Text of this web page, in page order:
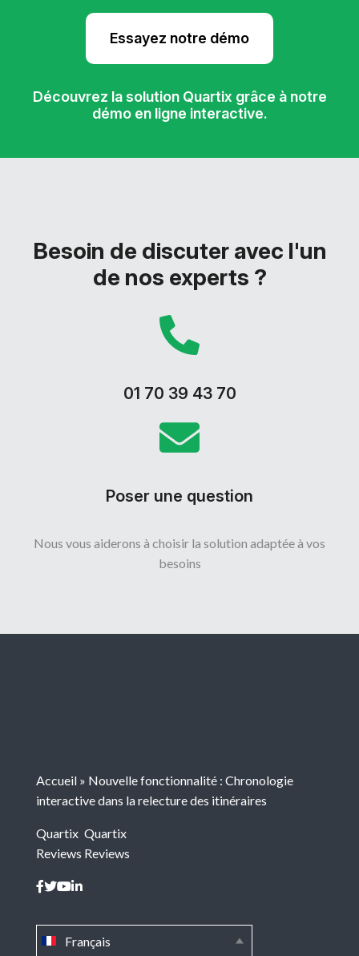
Essayez notre démo
Découvrez la solution Quartix grâce à notre
démo en ligne interactive.
Besoin de discuter avec l'un
de nos experts ?
01 70 39 43 70
Poser une question
Nous vous aiderons à choisir la solution adaptée à vos
besoins
Français
Accueil » Nouvelle fonctionnalité : Chronologie
interactive dans la relecture des itinéraires
Quartix
Reviews
Quartix
Reviews